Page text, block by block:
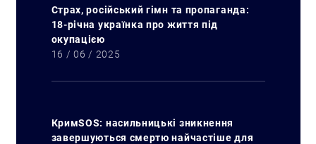
Страх, російський гімн та пропаганда:
18-річна українка про життя під
окупацією
16 / 06 / 2025
КримSOS: насильницькі зникнення
завершуються смертю найчастіше для